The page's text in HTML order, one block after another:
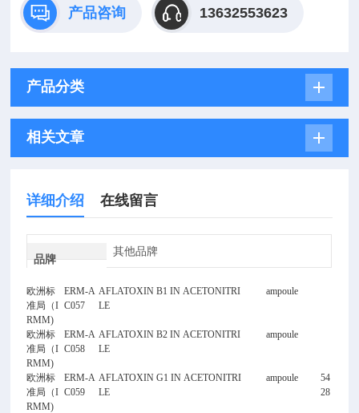
产品咨询 13632553623
产品分类
相关文章
详细介绍 在线留言
品牌
其他品牌
欧洲标
准局（I
RMM)
ERM-A
C057
AFLATOXIN B1 IN ACETONITRI
LE
ampoule
欧洲标
准局（I
RMM)
ERM-A
C058
AFLATOXIN B2 IN ACETONITRI
LE
ampoule
欧洲标
准局（I
RMM)
ERM-A
C059
AFLATOXIN G1 IN ACETONITRI
LE
ampoule
54
28